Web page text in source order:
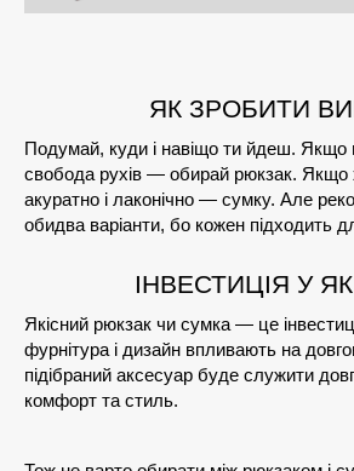
ЯК ЗРОБИТИ
Подумай, куди і навіщо ти йдеш. Якщо
свобода рухів — обирай рюкзак. Якщо
акуратно і лаконічно — сумку. Але
обидва варіанти, бо кожен підходить
ІНВЕСТИЦІЯ У
Якісний рюкзак чи сумка — це
фурнітура і дизайн впливають на
підібраний аксесуар буде служити
комфорт та стиль.